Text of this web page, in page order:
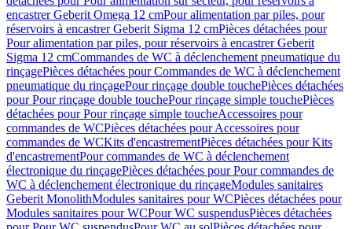
encastrer Geberit Omega 12 cmPour alimentation par piles, pour
réservoirs à encastrer Geberit Sigma 12 cmPièces détachées pour
Pour alimentation par piles, pour réservoirs à encastrer Geberit
Sigma 12 cmCommandes de WC à déclenchement pneumatique du
rinçagePièces détachées pour Commandes de WC à déclenchement
pneumatique du rinçagePour rinçage double touchePièces détachées
pour Pour rinçage double touchePour rinçage simple touchePièces
détachées pour Pour rinçage simple toucheAccessoires pour
commandes de WCPièces détachées pour Accessoires pour
commandes de WCKits d'encastrementPièces détachées pour Kits
d'encastrementPour commandes de WC à déclenchement
électronique du rinçagePièces détachées pour Pour commandes de
WC à déclenchement électronique du rinçageModules sanitaires
Geberit MonolithModules sanitaires pour WCPièces détachées pour
Modules sanitaires pour WCPour WC suspendusPièces détachées